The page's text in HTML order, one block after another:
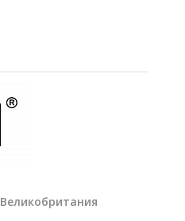
Великобритания